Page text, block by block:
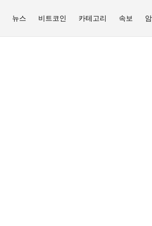
뉴스 비트코인 카테고리 속보